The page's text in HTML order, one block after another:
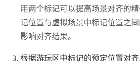
用两个标记可以提高场景对齐的
记位置与虚拟场景中标记位置之
影响对齐结果。
根据游玩区中标记的预定位置对